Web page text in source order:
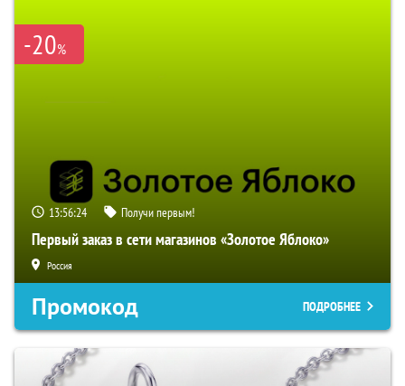
-20%
13:56:23 Получи первым!
Первый заказ в сети магазинов «Золотое Яблоко»
Россия
Промокод ПОДРОБНЕЕ